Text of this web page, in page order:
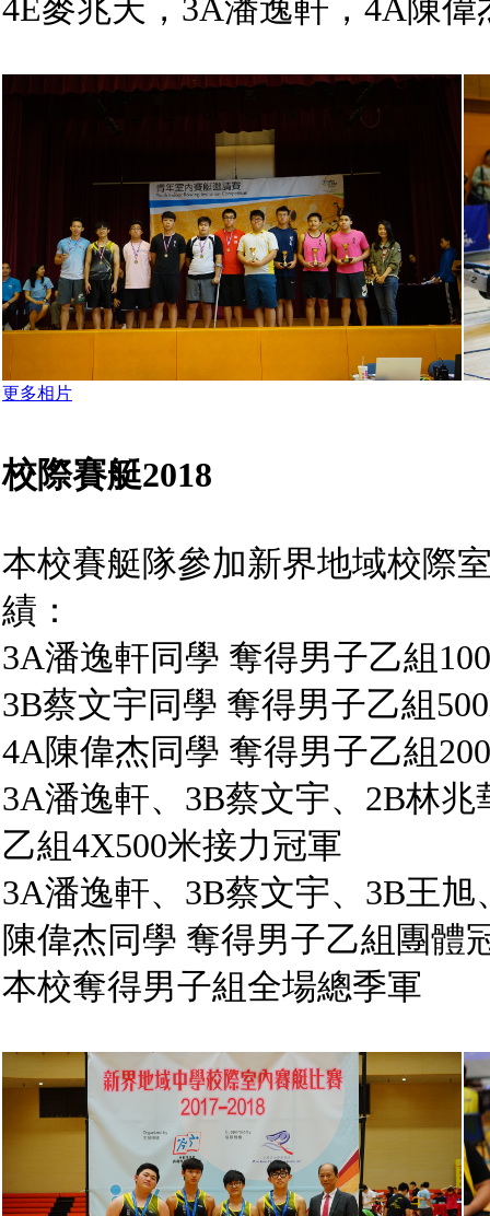
4E麥兆天，3A潘逸軒，4A陳偉
更多相片
校際賽艇2018
本校賽艇隊參加新界地域校際
績：
3A潘逸軒同學 奪得男子乙組
3B蔡文宇同學 奪得男子乙組
4A陳偉杰同學 奪得男子乙組
3A潘逸軒、3B蔡文宇、2B林
乙組4X500米接力冠軍
3A潘逸軒、3B蔡文宇、3B王
陳偉杰同學 奪得男子乙組團體
本校奪得男子組全場總季軍